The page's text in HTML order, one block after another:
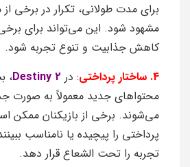
برای مدت طولانی، تکرار در برخی
مشهود شود. این می‌تواند برای
کاهش جذابیت و تنوع تجربه شود.
4. ساختار پرداختی
: در Destiny 2،
محتواهای جدید معمولاً به صورت
می‌شوند. برخی از بازیکنان ممکن
پرداختی را پیچیده یا نامناسب
تجربه را تحت الشعاع قرار دهد.